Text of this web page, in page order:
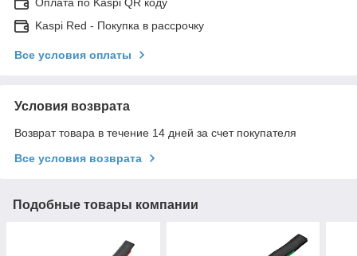
Kaspi Red - Покупка в рассрочку
Все условия оплаты
Условия возврата
Возврат товара в течение 14 дней за счет покупателя
Все условия возврата
Подобные товары компании